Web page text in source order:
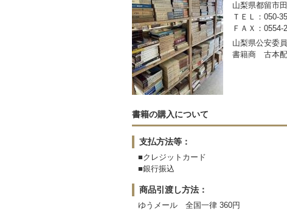
山梨県都留市
ＴＥＬ：050-
ＦＡＸ：0554-
山梨県公安委
書籍商 古本
書籍の購入について
支払方法等：
■クレジットカード
■銀行振込
商品引渡し方法：
ゆうメール 全国一律 360円